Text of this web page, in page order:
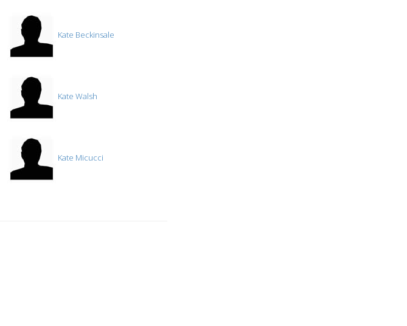
Kate Beckinsale
Kate Walsh
Kate Micucci